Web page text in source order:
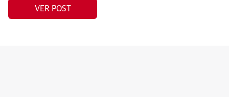
VER POST